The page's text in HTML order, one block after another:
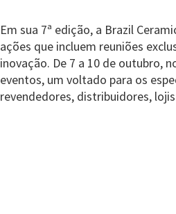
Em sua 7ª edição, a Brazil
ações que incluem reuniões
inovação. De 7 a 10 de outubro,
eventos, um voltado para os
revendedores, distribuidores,